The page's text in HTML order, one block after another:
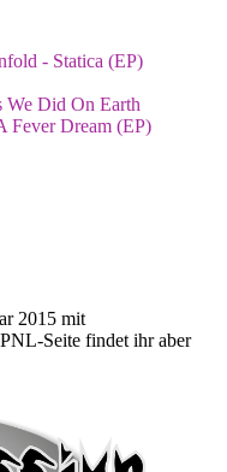
- Statica (EP)
Did On Earth
Fever Dream (EP)
2015 mit
Seite findet ihr aber